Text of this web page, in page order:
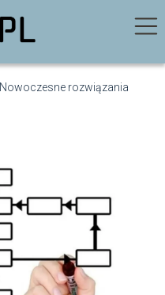
Nowoczesne rozwiązania